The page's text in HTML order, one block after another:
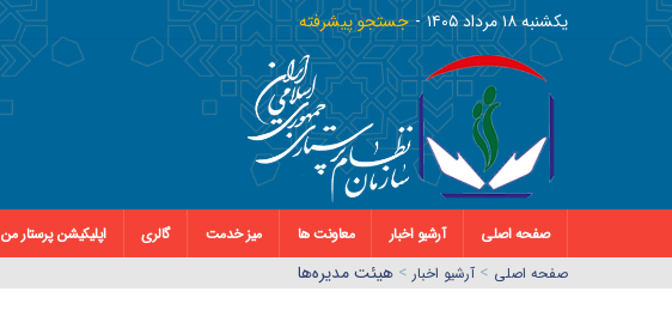
يکشنبه ١٨ مرداد ١٤٠٥ جستجو پیشرفته
صفحه اصلی آرشیو اخبار معاونت ها میز خدمت گالری اپلیکیشن پرستار من
صفحه اصلي > آرشیو اخبار > هیئت مدیره‌ها